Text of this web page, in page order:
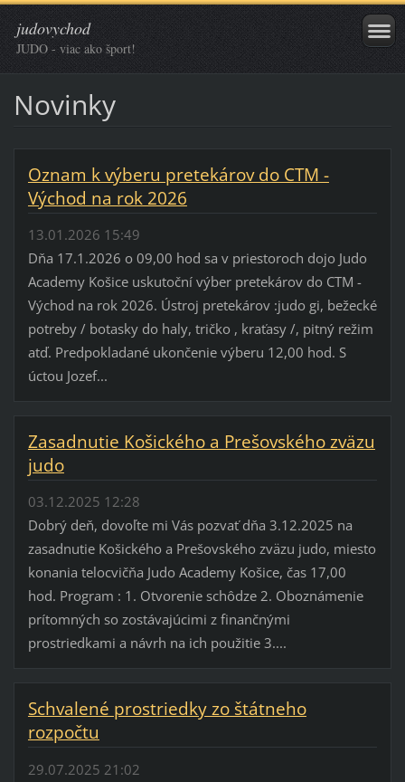
judovychod
JUDO - viac ako šport!
Novinky
Oznam k výberu pretekárov do CTM -
Východ na rok 2026
13.01.2026 15:49
Dňa 17.1.2026 o 09,00 hod sa v priestoroch dojo Judo
Academy Košice uskutoční výber pretekárov do CTM -
Východ na rok 2026. Ústroj pretekárov :judo gi, bežecké
potreby / botasky do haly, tričko , kraťasy /, pitný režim
atď. Predpokladané ukončenie výberu 12,00 hod. S
úctou Jozef...
Zasadnutie Košického a Prešovského zväzu
judo
03.12.2025 12:28
Dobrý deň, dovoľte mi Vás pozvať dňa 3.12.2025 na
zasadnutie Košického a Prešovského zväzu judo, miesto
konania telocvičňa Judo Academy Košice, čas 17,00
hod. Program : 1. Otvorenie schôdze 2. Oboznámenie
prítomných so zostávajúcimi z finančnými
prostriedkami a návrh na ich použitie 3....
Schvalené prostriedky zo štátneho
rozpočtu
29.07.2025 21:02